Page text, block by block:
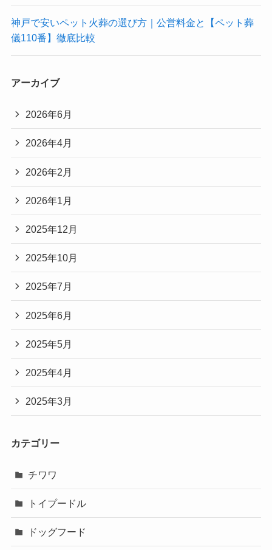
神戸で安いペット火葬の選び方｜公営料金と【ペット葬
儀110番】徹底比較
アーカイブ
2026年6月
2026年4月
2026年2月
2026年1月
2025年12月
2025年10月
2025年7月
2025年6月
2025年5月
2025年4月
2025年3月
カテゴリー
チワワ
トイプードル
ドッグフード